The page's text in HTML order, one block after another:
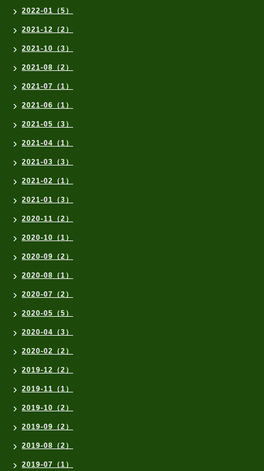
2022-01（5）
2021-12（2）
2021-10（3）
2021-08（2）
2021-07（1）
2021-06（1）
2021-05（3）
2021-04（1）
2021-03（3）
2021-02（1）
2021-01（3）
2020-11（2）
2020-10（1）
2020-09（2）
2020-08（1）
2020-07（2）
2020-05（5）
2020-04（3）
2020-02（2）
2019-12（2）
2019-11（1）
2019-10（2）
2019-09（2）
2019-08（2）
2019-07（1）